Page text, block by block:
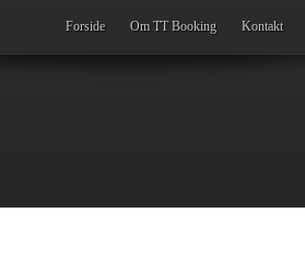
Forside Om TT Booking Kontakt